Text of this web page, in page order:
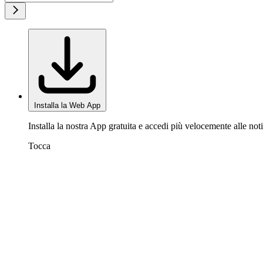
Installa la Web App
Installa la nostra App gratuita e accedi più velocemente alle
Tocca